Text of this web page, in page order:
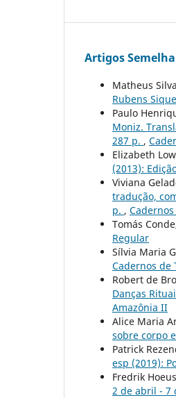
Artigos
Matheus
Rubens
Paulo
Moniz.
287 p. ,
Elizabeth
(2013):
Viviana
tradução,
p. ,
Tomás
Regular
Sílvia Maria
Cadernos de
Robert de
Danças
Amazônia II
Alice Maria
sobre corpo
Patrick
esp (2019):
Fredrik
2 de abril - 7